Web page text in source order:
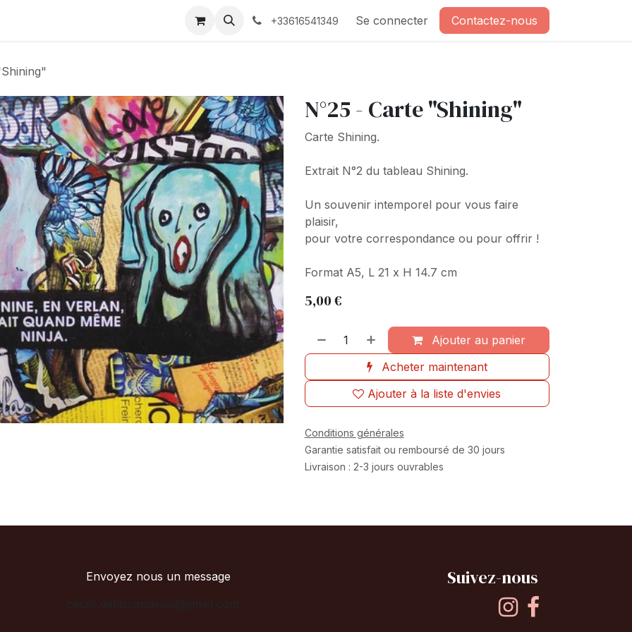
+33616541349 Se connecter Contactez-nous
N°25 - Carte "Shining"
Carte Shining.
Extrait N°2 du tableau Shining.
Un souvenir intemporel pour vous faire
plaisir,
pour votre correspondance ou pour offrir !
Format A5, L 21 x H 14.7 cm
5,00€
Ajouter au panier
Acheter maintenant
Ajouter à la liste d'envies
Conditions générales
Garantie satisfait ou remboursé de 30 jours
Livraison : 2-3 jours ouvrables
Suivez-nous
Envoyez nous un message